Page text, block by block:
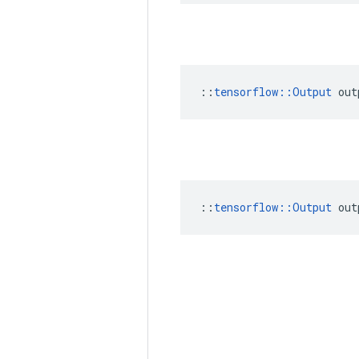
:: tensorflow::Output
:: tensorflow::Output